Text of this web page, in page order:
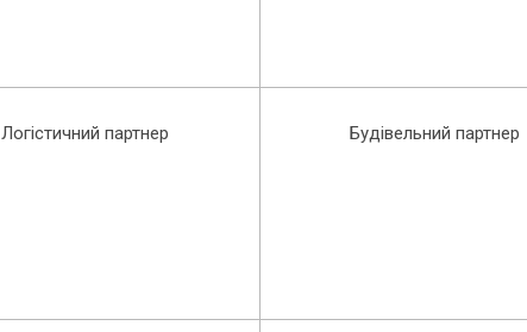
Логістичний партнер Будівельний партнер